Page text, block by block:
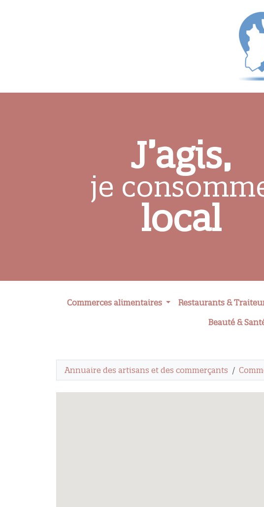
J’agis,
je
local
Commerces alimentaires Restaurants &
Beauté &
Annuaire des artisans et des commerçants